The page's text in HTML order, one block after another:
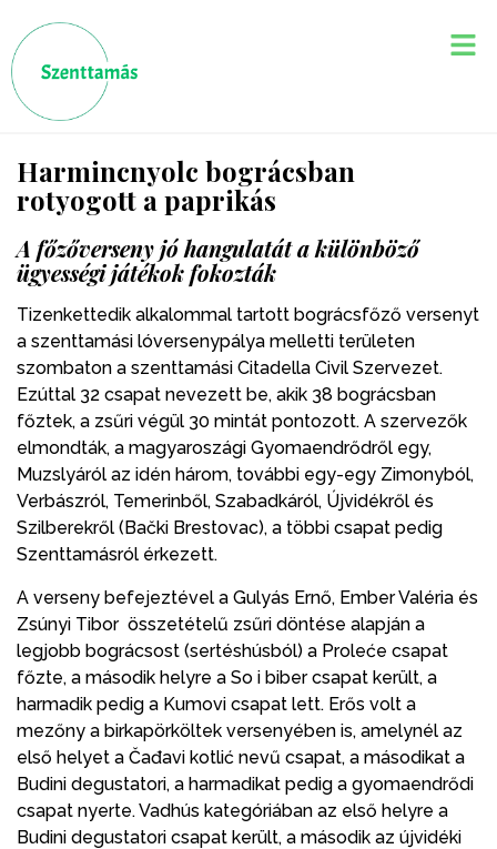
Harmincnyolc bográcsban
rotyogott a paprikás
A főzőverseny jó hangulatát a különböző
ügyességi játékok fokozták
Tizenkettedik alkalommal tartott bográcsfőző versenyt
a szenttamási lóversenypálya melletti területen
szombaton a szenttamási Citadella Civil Szervezet.
Ezúttal 32 csapat nevezett be, akik 38 bográcsban
főztek, a zsűri végül 30 mintát pontozott. A szervezők
elmondták, a magyaroszági Gyomaendrődről egy,
Muzslyáról az idén három, további egy-egy Zimonyból,
Verbászról, Temerinből, Szabadkáról, Újvidékről és
Szilberekről (Bački Brestovac), a többi csapat pedig
Szenttamásról érkezett.
A verseny befejeztével a Gulyás Ernő, Ember Valéria és
Zsúnyi Tibor összetételű zsűri döntése alapján a
legjobb bográcsost (sertéshúsból) a Proleće csapat
főzte, a második helyre a So i biber csapat került, a
harmadik pedig a Kumovi csapat lett. Erős volt a
mezőny a birkapörköltek versenyében is, amelynél az
első helyet a Čađavi kotlić nevű csapat, a másodikat a
Budini degustatori, a harmadikat pedig a gyomaendrődi
csapat nyerte. Vadhús kategóriában az első helyre a
Budini degustatori csapat került, a második az újvidéki